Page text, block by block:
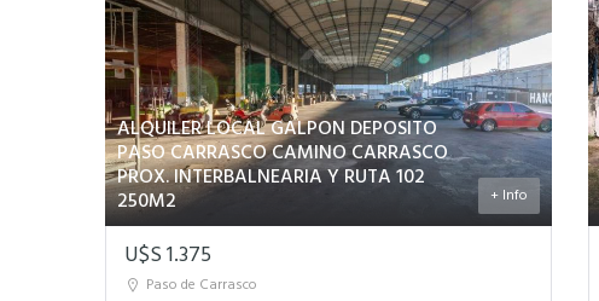
ALQUILER LOCAL GALPON DEPOSITO
PASO CARRASCO CAMINO CARRASCO
PROX. INTERBALNEARIA Y RUTA 102
250M2 + Info
U$S 1.375
Paso de Carrasco